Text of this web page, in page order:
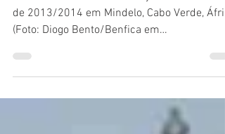
aniversário, Clube do Povo!
de 2013/2014 em Mindelo, Cabo Verde,
(Foto: Diogo Bento/Benfica em
África/Facebook)...